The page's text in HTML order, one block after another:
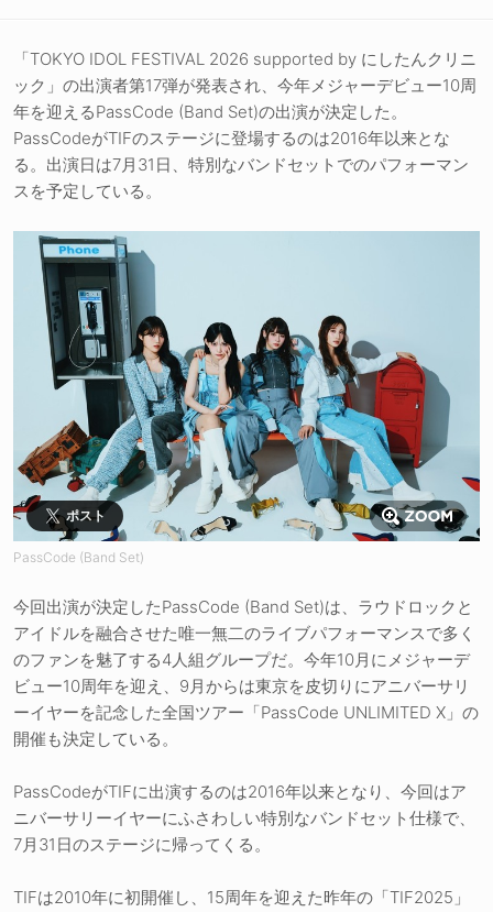
「TOKYO IDOL FESTIVAL 2026 supported by にしたんクリニ
ック」の出演者第17弾が発表され、今年メジャーデビュー10周
年を迎えるPassCode (Band Set)の出演が決定した。
PassCodeがTIFのステージに登場するのは2016年以来とな
る。出演日は7月31日、特別なバンドセットでのパフォーマン
スを予定している。
ポスト
PassCode (Band Set)
今回出演が決定したPassCode (Band Set)は、ラウドロックと
アイドルを融合させた唯一無二のライブパフォーマンスで多く
のファンを魅了する4人組グループだ。今年10月にメジャーデ
ビュー10周年を迎え、9月からは東京を皮切りにアニバーサリ
ーイヤーを記念した全国ツアー「PassCode UNLIMITED X」の
開催も決定している。
PassCodeがTIFに出演するのは2016年以来となり、今回はア
ニバーサリーイヤーにふさわしい特別なバンドセット仕様で、
7月31日のステージに帰ってくる。
TIFは2010年に初開催し、15周年を迎えた昨年の「TIF2025」